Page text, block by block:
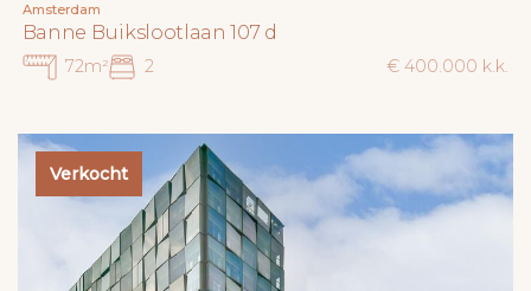
Amsterdam
Banne Buikslootlaan 107 d
72m² 2 € 400.000 k.k.
Verkocht